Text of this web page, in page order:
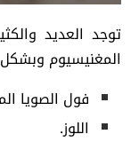
توجد العديد
المغنيسيوم
فول الصويا
اللوز.